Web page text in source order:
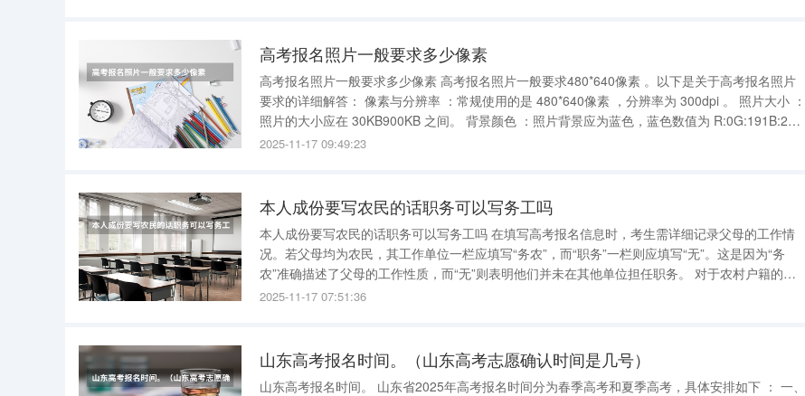
高考报名照片一般要求多少像素
高考报名照片一般要求多少像素 高考报名照片一般要求480*640像素 。以下是关于高考报名照片
要求的详细解答： 像素与分辨率 ：常规使用的是 480*640像素 ，分辨率为 300dpi 。 照片大小 ：
照片的大小应在 30KB900KB 之间。 背景颜色 ：照片背景应为蓝色，蓝色数值为 R:0G:191B:243
或 C:67M:2Y:0K:
2025-11-17 09:49:23
本人成份要写农民的话职务可以写务工吗
本人成份要写农民的话职务可以写务工吗 在填写高考报名信息时，考生需详细记录父母的工作情
况。若父母均为农民，其工作单位一栏应填写“务农”，而“职务”一栏则应填写“无”。这是因为“务
农”准确描述了父母的工作性质，而“无”则表明他们并未在其他单位担任职务。 对于农村户籍的考
生，如果父母未外出务工，仅从事农业生产活动，考生在填写信息采集表时，需在“父母工作单
2025-11-17 07:51:36
山东高考报名时间。（山东高考志愿确认时间是几号）
山东高考报名时间。 山东省2025年高考报名时间分为春季高考和夏季高考，具体安排如下 ： 一、